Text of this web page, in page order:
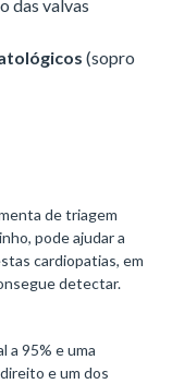
das valvas
(sopro
de triagem
pode ajudar a
cardiopatias, em
detectar.
a 95% e uma
e um dos